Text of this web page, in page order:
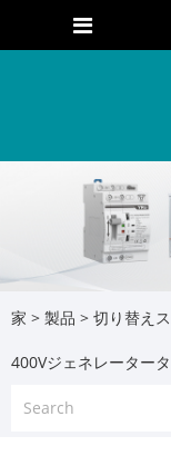
家 > 製品 > 切り替え
400Vジェネレーター